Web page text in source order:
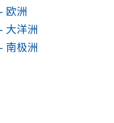
欧洲
大洋洲
南极洲